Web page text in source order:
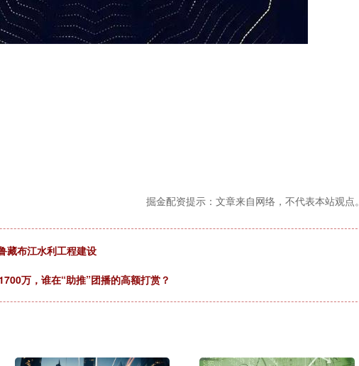
掘金配资提示：文章来自网络，不代表本站观点。
藏布江水利工程建设
万，谁在“助推”团播的高额打赏？
-34.08 -0.24% 沪深300 4651.31